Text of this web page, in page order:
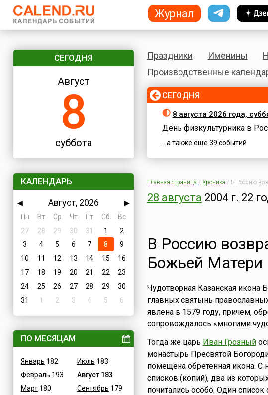
СЕГОДНЯ
Август
8
суббота
КАЛЕНДАРЬ
◀ Август, 2026
▶
Пн
Вт Ср Чт Пт Сб
Вс
27
28 29 30 31 1
2
3
4 5 6 7 8
9
10
11 12 13 14 15
16
17
18 19 20 21 22
23
24
25 26 27 28 29
30
31
1 2 3 4 5 6
ПО МЕСЯЦАМ
Январь 182
Февраль 193
Март180
Июль 183
Август183
Сентябрь 179
Праздники Именины
Производственные
СЕГОДНЯ
8 августа 2026 года,
День физкультурника в
...а также еще 39 событий
Главная страница / Хроника / В Россию
28 августа 2004 г. 22
В Россию
Божьей Матери
Чудотворная Казанская икона
главных святынь
явлена в 1579 году, причем,
сопровождалось «многими
Тогда же царь Иван Грозный
монастырь Пресвятой
помещена обретенная икона. С
списков (копий), два из
почитались особо. Один
Журнал